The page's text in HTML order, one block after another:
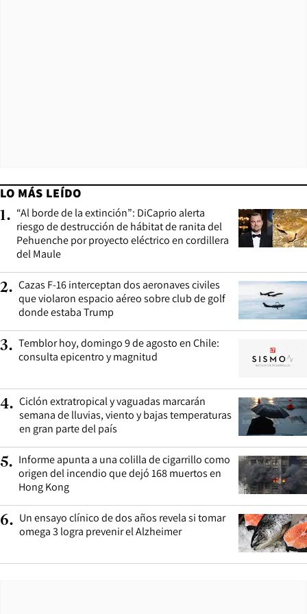
LO MÁS LEÍDO
1. “Al borde de la extinción”: DiCaprio alerta
riesgo de destrucción de hábitat de ranita del
Pehuenche por proyecto eléctrico en cordillera
del Maule
2. Cazas F-16 interceptan dos aeronaves civiles
que violaron espacio aéreo sobre club de golf
donde estaba Trump
3. Temblor hoy, domingo 9 de agosto en Chile:
consulta epicentro y magnitud
4. Ciclón extratropical y vaguadas marcarán
semana de lluvias, viento y bajas temperaturas
en gran parte del país
5. Informe apunta a una colilla de cigarrillo como
origen del incendio que dejó 168 muertos en
Hong Kong
6. Un ensayo clínico de dos años revela si tomar
omega 3 logra prevenir el Alzheimer